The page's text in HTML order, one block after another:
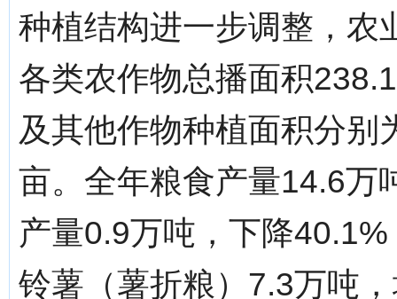
种植结构进一步调整，农
各类农作物总播面积
及其他作物种植面积分
亩。全年粮食产量14.6万
产量0.9万吨，下降
铃薯（薯折粮）7.3万吨